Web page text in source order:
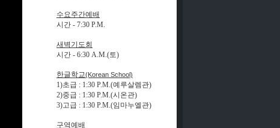
수요주간예배
시간 - 7:30 P.M.
새벽기도회
시간 - 6:30 A.M.(토)
한글학교(Korean School)
1)초급 : 1:30 P.M.(예루살렘관)
2)중급 : 1:30 P.M.(시온관)
3)고급 : 1:30 P.M.(임 마누엘 관)
구역예배